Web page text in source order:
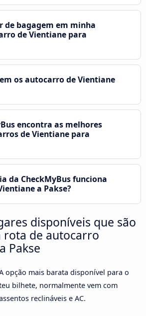
de bagagem em minha
de Vientiane para
os autocarro de Vientiane
encontra as melhores
de Vientiane para
da CheckMyBus funciona
a Pakse?
disponíveis que são
rota de autocarro
Pakse
opção mais barata disponível para o
bilhete, normalmente vem com
reclináveis e AC.